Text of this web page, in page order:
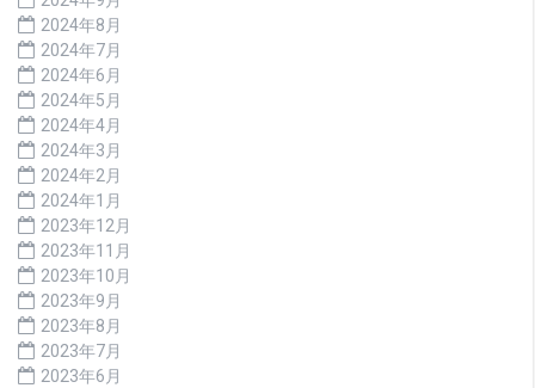
2024年8月
2024年7月
2024年6月
2024年5月
2024年4月
2024年3月
2024年2月
2024年1月
2023年12月
2023年11月
2023年10月
2023年9月
2023年8月
2023年7月
2023年6月